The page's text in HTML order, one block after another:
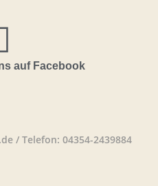
auf Facebook
/ Telefon: 04354-2439884